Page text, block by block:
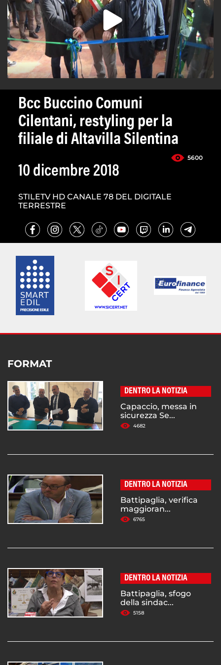
Bcc Buccino Comuni
Cilentani, restyling per la
filiale di Altavilla Silentina
5600
10 dicembre 2018
STILETV HD CANALE 78 DEL DIGITALE
TERRESTRE
FORMAT
DENTRO LA NOTIZIA
Capaccio, messa in
sicurezza Se...
4682
DENTRO LA NOTIZIA
Battipaglia, verifica
maggioran...
6765
DENTRO LA NOTIZIA
Battipaglia, sfogo
della sindac...
5158